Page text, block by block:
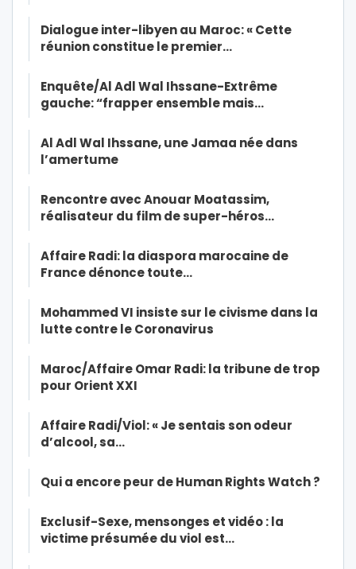
Dialogue inter-libyen au Maroc: « Cette
réunion constitue le premier…
Enquête/Al Adl Wal Ihssane-Extrême
gauche: “frapper ensemble mais…
Al Adl Wal Ihssane, une Jamaa née dans
l’amertume
Rencontre avec Anouar Moatassim,
réalisateur du film de super-héros…
Affaire Radi: la diaspora marocaine de
France dénonce toute…
Mohammed VI insiste sur le civisme dans la
lutte contre le Coronavirus
Maroc/Affaire Omar Radi: la tribune de trop
pour Orient XXI
Affaire Radi/Viol: « Je sentais son odeur
d’alcool, sa…
Qui a encore peur de Human Rights Watch ?
Exclusif-Sexe, mensonges et vidéo : la
victime présumée du viol est…